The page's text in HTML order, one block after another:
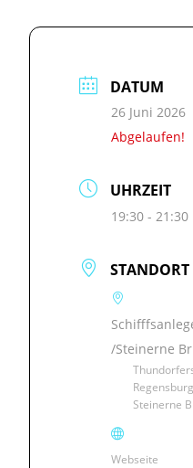
DATUM
26 Juni 2026
Abgelaufen!
UHRZEIT
19:30 - 21:30
STANDORT
/Steinerne
Steinerne
Webseite